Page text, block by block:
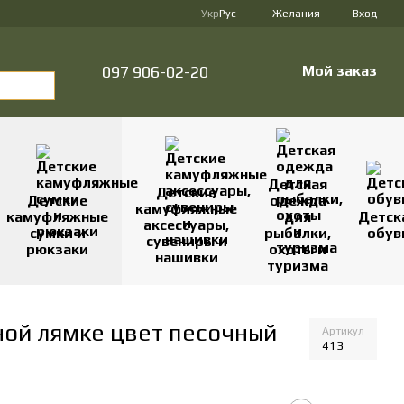
УкрРус Желания Вход
097 906-02-20 Мой заказ
Детские
камуфляжные
сумки и
рюкзаки
Детские
камуфляжные
аксессуары,
сувениры и
нашивки
Детская
одежда
для
рыбалки,
охоты и
туризма
лямке цвет песочный Артикул
413